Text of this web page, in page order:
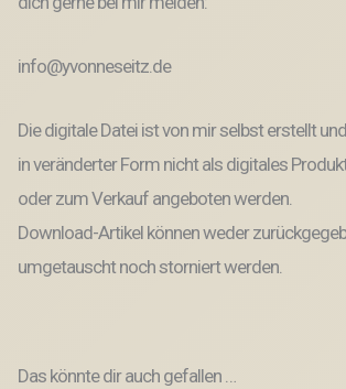
info@yvonneseitz.de
Die digitale Datei ist von mir selbst erstellt
in veränderter Form nicht als digitales
oder zum Verkauf angeboten werden.
Download-Artikel können weder
umgetauscht noch storniert werden.
Das könnte dir auch gefallen …